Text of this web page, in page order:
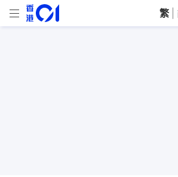
繁